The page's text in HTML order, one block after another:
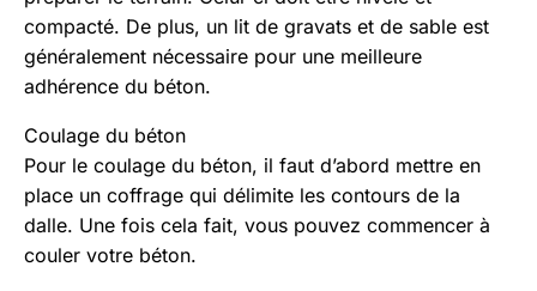
compacté. De plus, un lit de gravats et de sable est
généralement nécessaire pour une meilleure
adhérence du béton.
Coulage du béton
Pour le coulage du béton, il faut d’abord mettre en
place un coffrage qui délimite les contours de la
dalle. Une fois cela fait, vous pouvez commencer à
couler votre béton.